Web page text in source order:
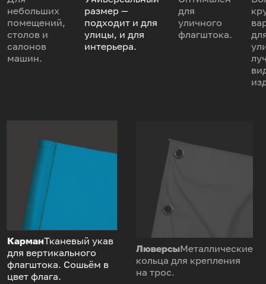
небольших
помещений,
столов и
салонов
машин.
размер —
подходит и для
улицы, и для
интерьера.
для
уличного
флагштока.
КарманТканевый укав
для вертикального
флагштока. Сошьём в
цвет флага.
ЛюверсыМеталлические
кольца для крепления
на трос.